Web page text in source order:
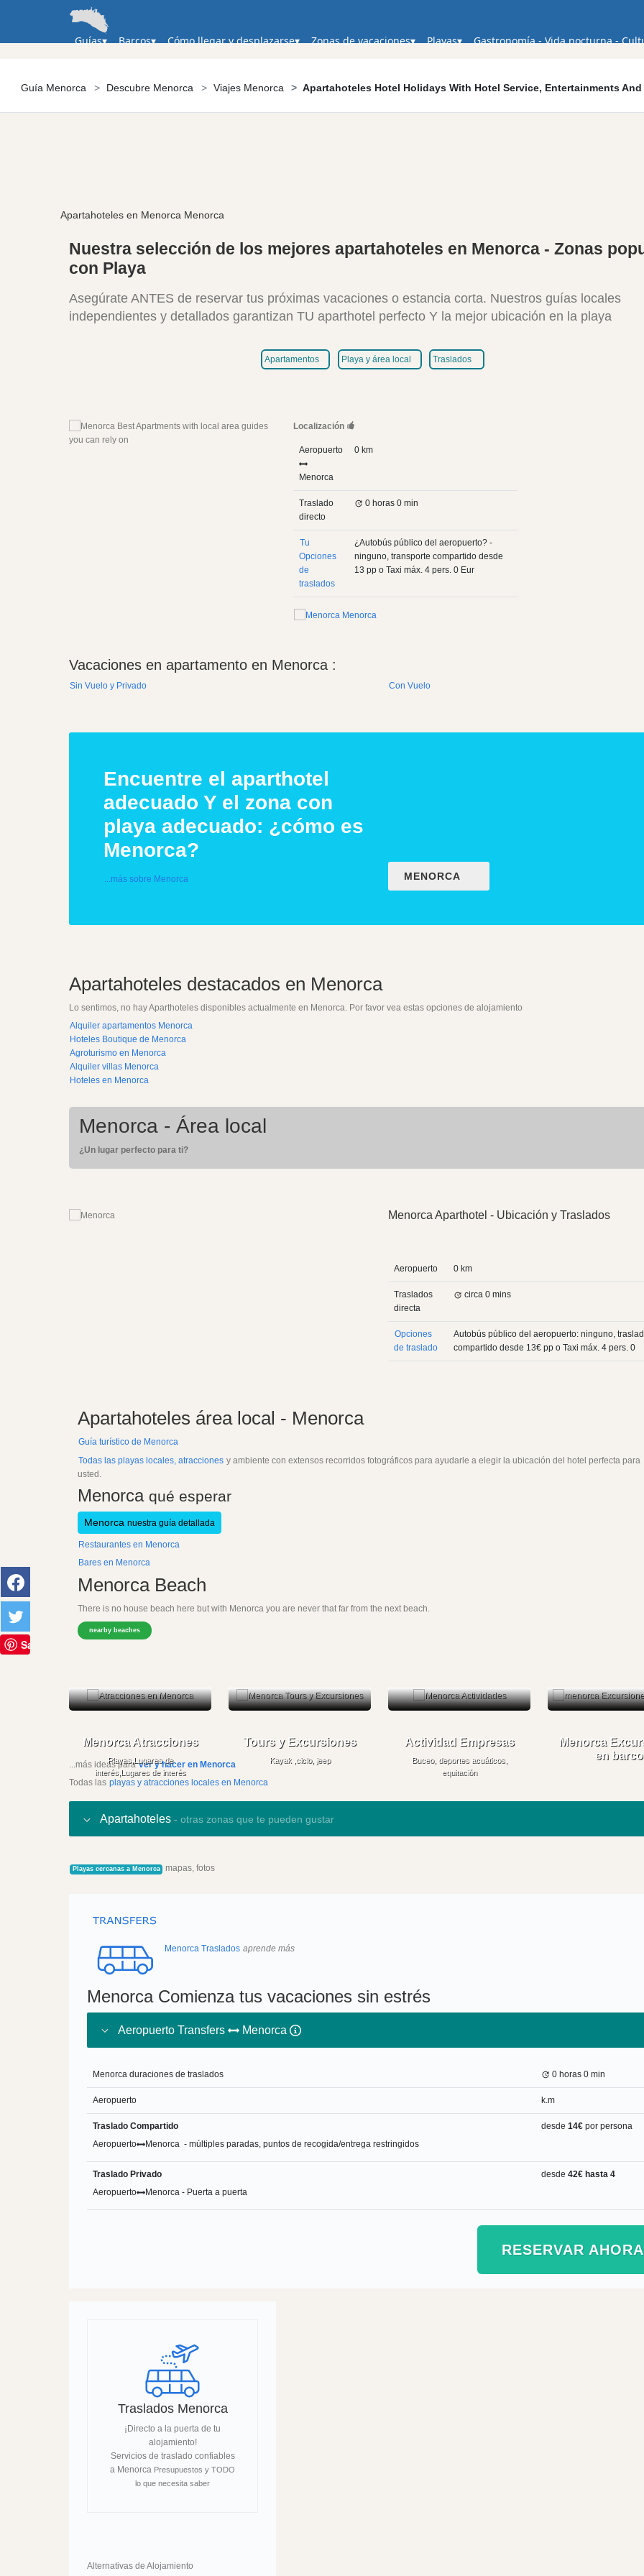
Guía Menorca Descubre Menorca Viajes Menorca Apartahoteles Hotel Holidays With Hotel Service, Entertainments And
Apartahoteles en Menorca Menorca
Nuestra selección de los mejores apartahoteles en Menorca - Zonas
con Playa
Asegúrate ANTES de reservar tus próximas vacaciones o estancia corta. Nuestros guías locales
independientes y detallados garantizan TU aparthotel perfecto Y la mejor ubicación en la playa
Apartamentos Playa y área local Traslados
Localización
Aeropuerto
Menorca
0 km
Traslado
directo
0 horas 0 min
Tu
Opciones
de
traslados
¿Autobús público del aeropuerto? -
ninguno, transporte compartido desde
13 ppo Taxi máx. 4 pers. 0 Eur
Vacaciones en apartamento en Menorca :
Sin Vuelo y Privado Con Vuelo
Encuentre el aparthotel
adecuado Y el zona con
playa adecuado: ¿cómo es
Menorca?
...más sobre Menorca MENORCA
Apartahoteles destacados en Menorca
Lo sentimos, no hay Aparthoteles disponibles actualmente en Menorca. Por favor vea estas opciones de alojamiento
Alquiler apartamentos Menorca
Hoteles Boutique de Menorca
Agroturismo en Menorca
Alquiler villas Menorca
Hoteles en Menorca
Menorca - Área local
¿Un lugar perfecto para ti?
Menorca Aparthotel - Ubicación y Traslados
Aeropuerto 0 km
Traslados
directa
circa 0 mins
Opciones
de traslado
Autobús público del aeropuerto: ninguno,
compartido desde 13€ pp o Taxi máx. 4 pers. 0
Apartahoteles área local - Menorca
Guía turístico de Menorca
Todas las playas locales, atracciones y ambiente con extensos recorridos fotográficos para ayudarle a elegir la ubicación del hotel perfecta para
usted.
Menorca qué esperar
Menorca nuestra guía detallada
Restaurantes en Menorca
Bares en Menorca
Menorca Beach
There is no house beach here but with Menorca you are never that far from the next beach.
nearby beaches
Menorca Atracciones
Playas,Lugares de
interés,Lugares de interés
Tours y Excursiones
Kayak ,ciclo, jeep
Actividad Empresas
Buceo, deportes acuáticos,
equitación
Menorca
en barco
...más ideas paraver y hacer en Menorca
Todas las playas y atracciones locales en Menorca
Apartahoteles - otras zonas que te pueden gustar
Playas cercanas a Menorca mapas, fotos
Menorca Traslados aprende más
Menorca Comienza tus vacaciones sin estrés
Aeropuerto Transfers Menorca
Menorca duraciones de traslados 0 horas 0 min
Aeropuerto k.m
Traslado Compartido
Aeropuerto
Menorca - múltiples paradas, puntos de recogida/entrega restringidos
desde 14€ por persona
Traslado Privado
Aeropuerto
Menorca - Puerta a puerta
desde 42€ hasta 4
RESERVAR AHORA
Traslados Menorca
¡Directo a la puerta de tu
alojamiento!
Servicios de traslado confiables
a Menorca Presupuestos y TODO
lo que necesita saber
Alternativas de Alojamiento
Save
Guías Barcos Cómo llegar y desplazarse Zonas de vacaciones Playas Gastronomía - Vida nocturna -